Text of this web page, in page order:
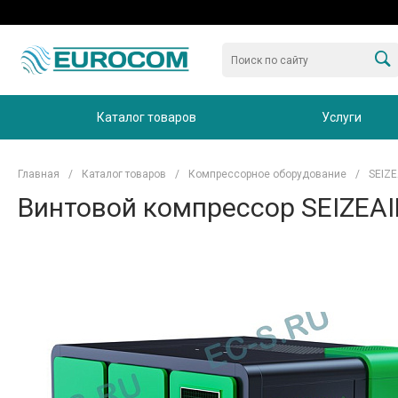
Каталог товаров Услуги
Главная / Каталог товаров / Компрессорное оборудование /
Винтовой компрессор